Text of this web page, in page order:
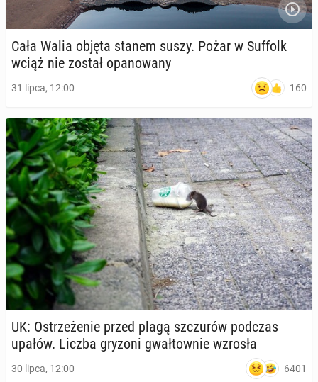
Cała Walia objęta stanem suszy. Pożar w Suffolk
wciąż nie został opa­no­wa­ny
31 lipca, 12:00 160
UK: Ostrze­że­nie przed plagą szczu­rów podczas
upałów. Liczba gryzoni gwał­tow­nie wzrosła
30 lipca, 12:00 6401